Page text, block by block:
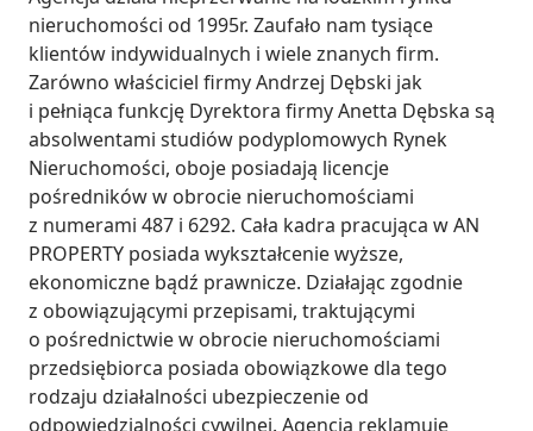
nieruchomości od 1995r. Zaufało nam tysiące
klientów indywidualnych i wiele znanych firm.
Zarówno właściciel firmy Andrzej Dębski jak
i pełniąca funkcję Dyrektora firmy Anetta Dębska są
absolwentami studiów podyplomowych Rynek
Nieruchomości, oboje posiadają licencje
pośredników w obrocie nieruchomościami
z numerami 487 i 6292. Cała kadra pracująca w AN
PROPERTY posiada wykształcenie wyższe,
ekonomiczne bądź prawnicze. Działając zgodnie
z obowiązującymi przepisami, traktującymi
o pośrednictwie w obrocie nieruchomościami
przedsiębiorca posiada obowiązkowe dla tego
rodzaju działalności ubezpieczenie od
odpowiedzialności cywilnej. Agencja reklamuje